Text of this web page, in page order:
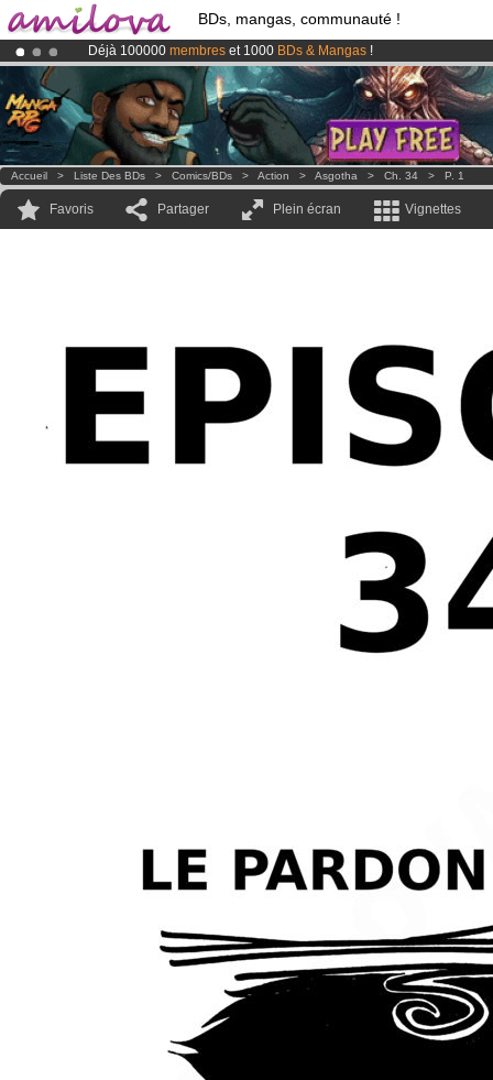
BDs, mangas, communauté !
Déjà 100000 membres et 1000 BDs & Mangas !
Abonnement premium: à partir de3.95 eurospar mois !Clique ici
LeKickstarter Amilova est désormais lancé
Accueil > Liste Des BDs > Comics/BDs > Action > Asgotha > Ch. 34 > P. 1
Favoris Partager Plein écran Vignettes